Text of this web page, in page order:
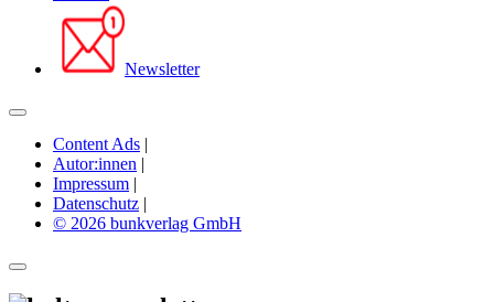
Newsletter
Content Ads |
Autor:innen |
Impressum |
Datenschutz |
© 2026 bunkverlag GmbH